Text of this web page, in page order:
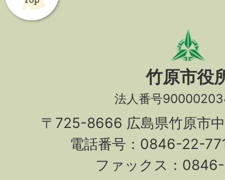
竹原市役
法人番号
〒725-8666 広島県竹原市
電話番号：0846-22-
ファックス：